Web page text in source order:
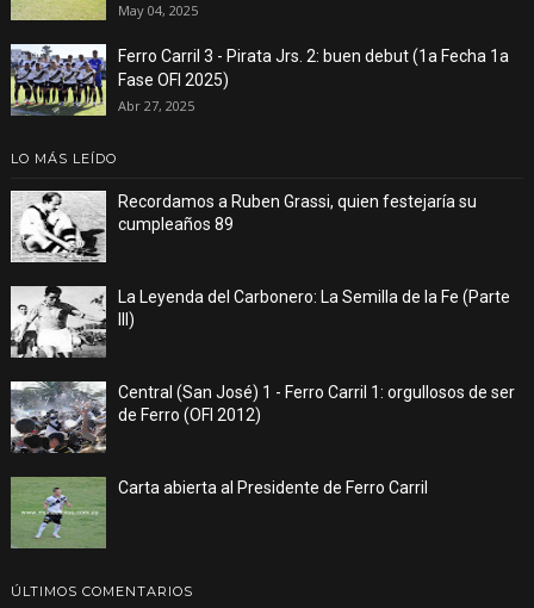
May 04, 2025
Ferro Carril 3 - Pirata Jrs. 2: buen debut (1a Fecha 1a
Fase OFI 2025)
Abr 27, 2025
LO MÁS LEÍDO
Recordamos a Ruben Grassi, quien festejaría su
cumpleaños 89
La Leyenda del Carbonero: La Semilla de la Fe (Parte
III)
Central (San José) 1 - Ferro Carril 1: orgullosos de ser
de Ferro (OFI 2012)
Carta abierta al Presidente de Ferro Carril
ÚLTIMOS COMENTARIOS